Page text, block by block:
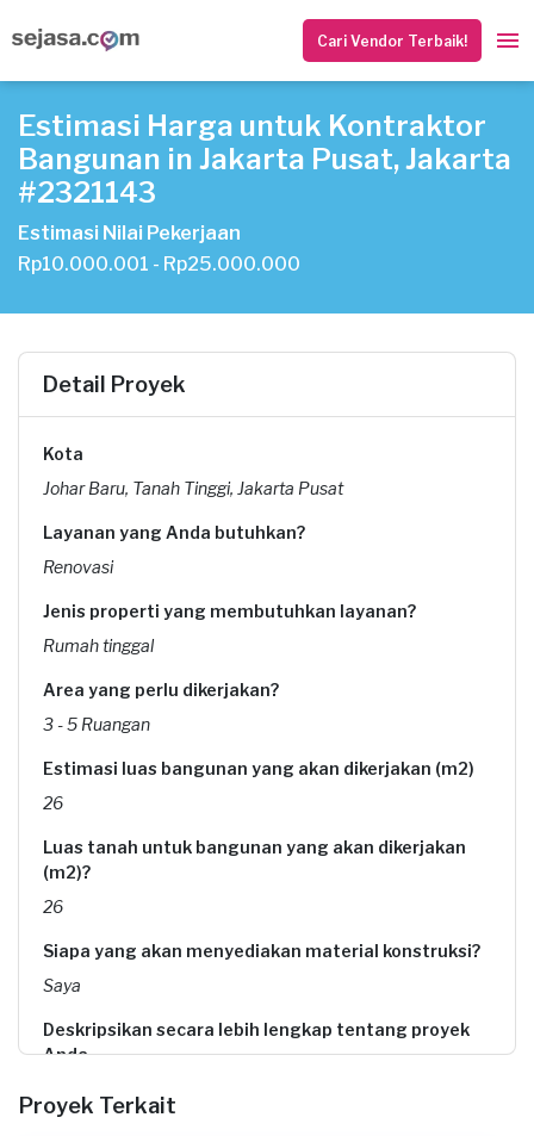
Cari Vendor Terbaik!
Estimasi Harga untuk Kontraktor
Bangunan in Jakarta Pusat, Jakarta
#2321143
Estimasi Nilai Pekerjaan
Rp10.000.001 - Rp25.000.000
Detail Proyek
Kota
Johar Baru, Tanah Tinggi, Jakarta Pusat
Layanan yang Anda butuhkan?
Renovasi
Jenis properti yang membutuhkan layanan?
Rumah tinggal
Area yang perlu dikerjakan?
3 - 5 Ruangan
Estimasi luas bangunan yang akan dikerjakan (m2)
26
Luas tanah untuk bangunan yang akan dikerjakan
(m2)?
26
Siapa yang akan menyediakan material konstruksi?
Saya
Deskripsikan secara lebih lengkap tentang proyek
Anda
bocor di kitchen set.
Proyek Terkait